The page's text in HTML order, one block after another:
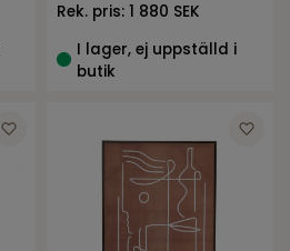
Rek. pris: 1 880 SEK
I lager, ej uppställd i
butik